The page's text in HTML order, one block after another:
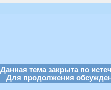
Данная тема закрыта по
Для продолжения